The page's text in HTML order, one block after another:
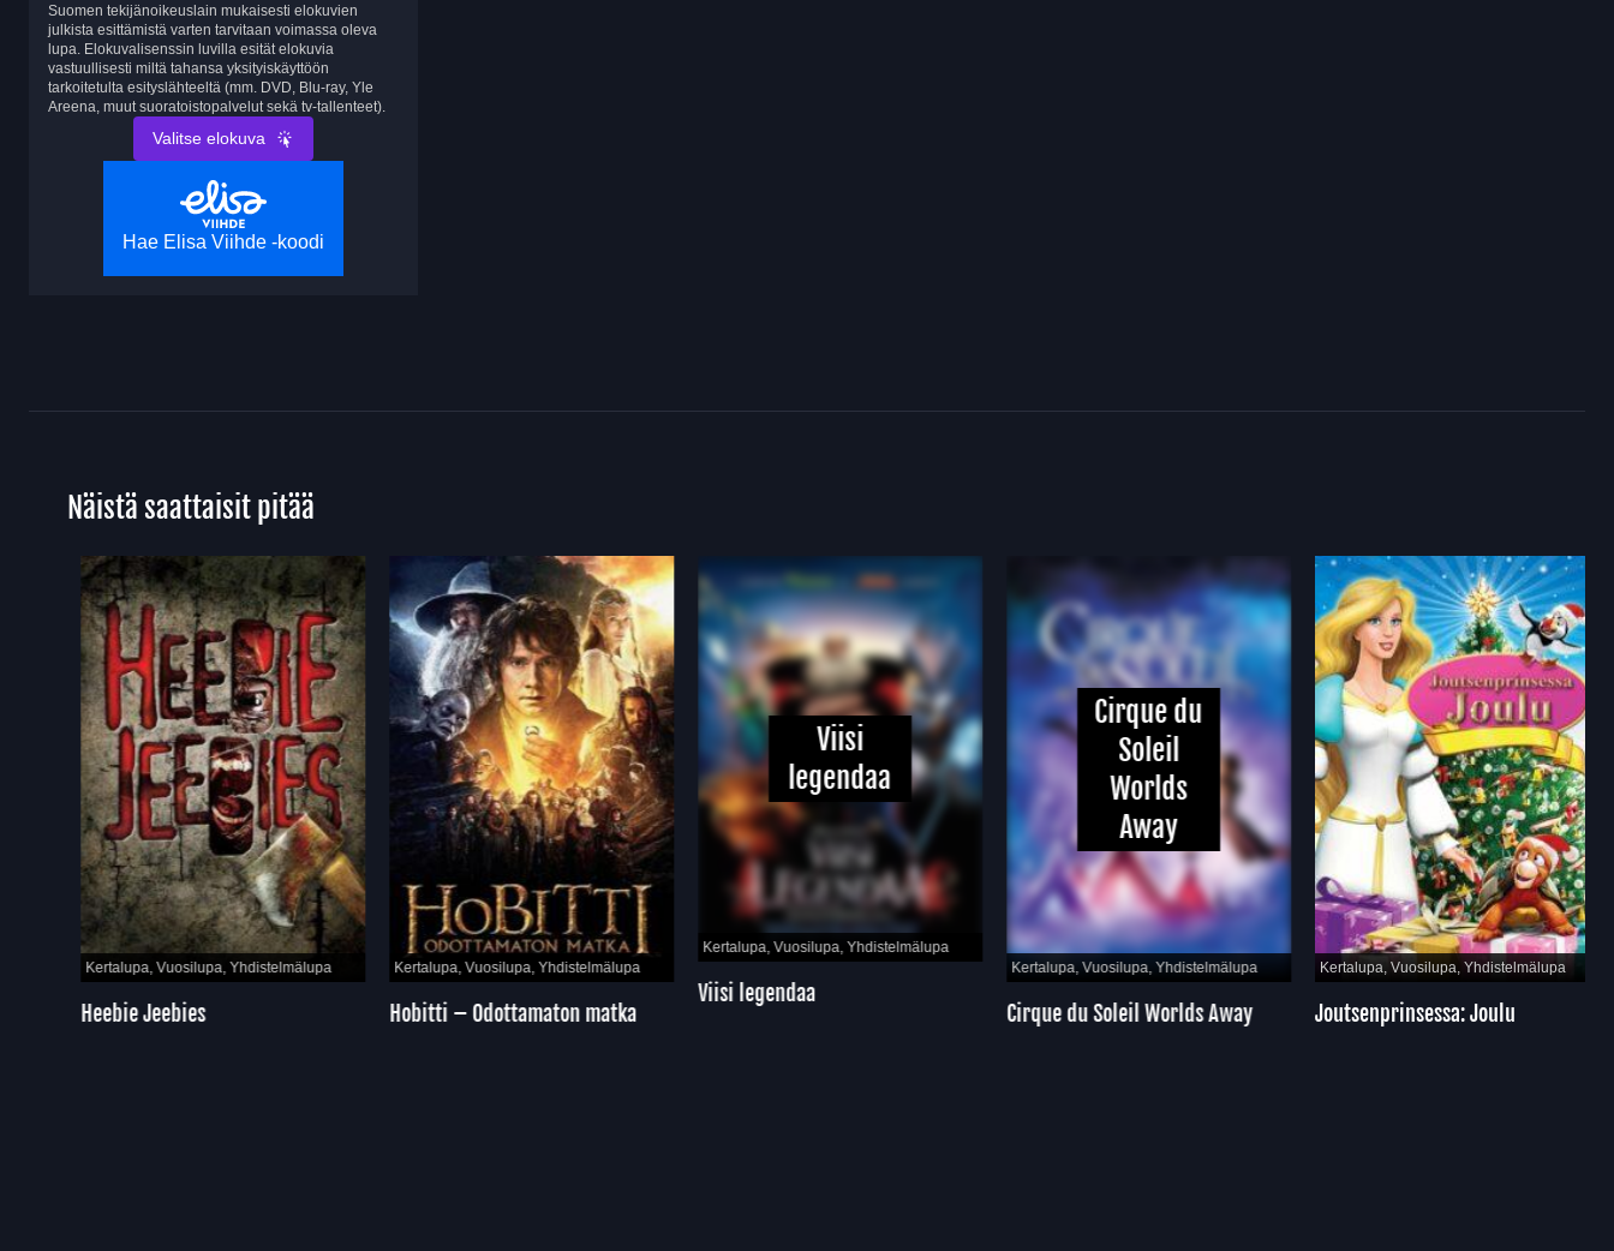
Suomen tekijänoikeuslain mukaisesti elokuvien
julkista esittämistä varten tarvitaan voimassa oleva
lupa. Elokuvalisenssin luvilla esität elokuvia
vastuullisesti miltä tahansa yksityiskäyttöön
tarkoitetulta esityslähteeltä (mm. DVD, Blu-ray, Yle
Areena, muut suoratoistopalvelut sekä tv-tallenteet).
Valitse elokuva
Hae Elisa Viihde -koodi
Näistä saattaisit pitää
Kertalupa, Vuosilupa, Yhdistelmälupa
Heebie Jeebies
Kertalupa, Vuosilupa, Yhdistelmälupa
Hobitti – Odottamaton matka
Viisi
legendaa
Kertalupa, Vuosilupa, Yhdistelmälupa
Viisi legendaa
Cirque du
Soleil
Worlds
Away
Kertalupa, Vuosilupa, Yhdistelmälupa
Cirque du Soleil Worlds Away
Kertalupa, Vuosilupa, Yhdistelmälupa
Joutsenprinsessa: Joulu